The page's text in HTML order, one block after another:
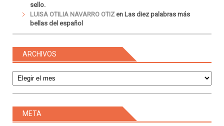
sello.
LUISA OTILIA NAVARRO OTIZ en Las diez palabras más
bellas del español
ARCHIVOS
META